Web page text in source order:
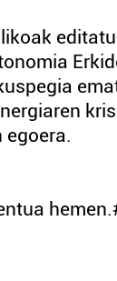
egoera.